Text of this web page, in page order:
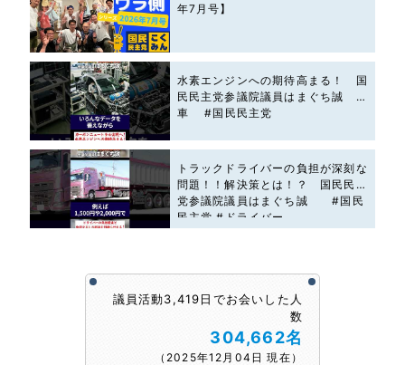
年7月号】
水素エンジンへの期待高まる！ 国
民民主党参議院議員はまぐち誠 #
車 #国民民主党
トラックドライバーの負担が深刻な
問題！！解決策とは！？ 国民民主
党参議院議員はまぐち誠 #国民
民主党 #ドライバー
議員活動3,419日でお会いした人
数
304,662名
（2025年12月04日 現在）